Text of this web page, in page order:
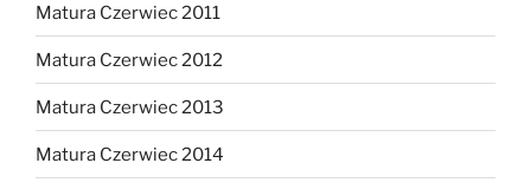
Matura Czerwiec 2011
Matura Czerwiec 2012
Matura Czerwiec 2013
Matura Czerwiec 2014